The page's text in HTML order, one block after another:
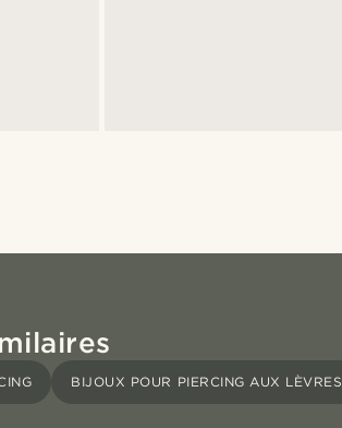
BIJOUX POUR PIERCING AUX LÈVRES